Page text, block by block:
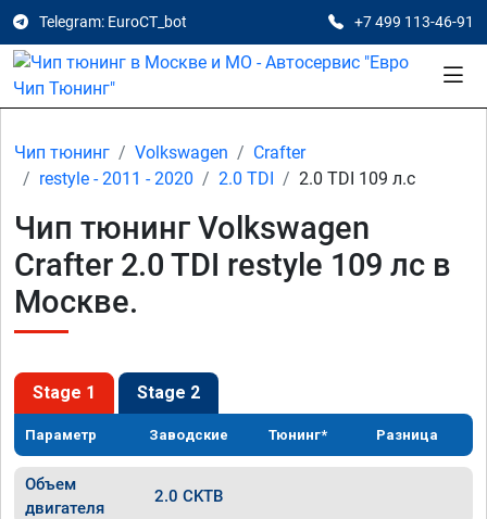
Telegram: EuroCT_bot +7 499 113-46-91
Чип тюнинг Volkswagen
Crafter
restyle - 2011 - 2020
2.0 TDI 2.0 TDI 109 л.с
Чип тюнинг Volkswagen
Crafter 2.0 TDI restyle 109 лс в
Москве.
Stage 1 Stage 2
Параметр Заводские Тюнинг* Разница
Объем
двигателя
2.0 CKTB